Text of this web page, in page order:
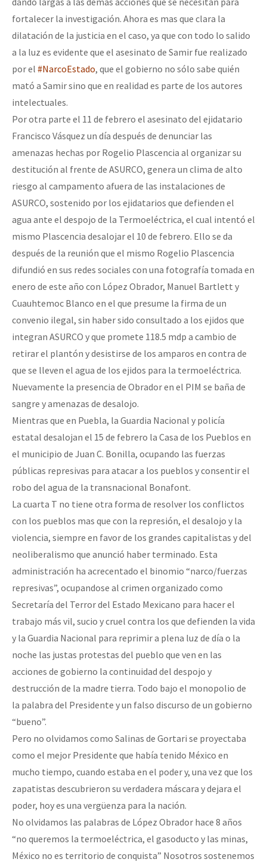
fortalecer la investigación. Ahora es mas que clara la
dilatación de la justicia en el caso, ya que con todo lo salido
a la luz es evidente que el asesinato de Samir fue realizado
por el #NarcoEstado, que el gobierno no sólo sabe quién
mató a Samir sino que en realidad es parte de los autores
intelectuales.
Por otra parte el 11 de febrero el asesinato del ejidatario
Francisco Vásquez un día después de denunciar las
amenazas hechas por Rogelio Plascencia al organizar su
destitución al frente de ASURCO, genera un clima de alto
riesgo al campamento afuera de las instalaciones de
ASURCO, sostenido por los ejidatarios que defienden el
agua ante el despojo de la Termoeléctrica, el cual intentó el
mismo Plascencia desalojar el 10 de febrero. Ello se da
después de la reunión que el mismo Rogelio Plascencia
difundió en sus redes sociales con una fotografía tomada en
enero de este año con López Obrador, Manuel Bartlett y
Cuauhtemoc Blanco en el que presume la firma de un
convenio ilegal, sin haber sido consultado a los ejidos que
integran ASURCO y que promete 118.5 mdp a cambio de
retirar el plantón y desistirse de los amparos en contra de
que se lleven el agua de los ejidos para la termoeléctrica.
Nuevamente la presencia de Obrador en el PIM se baña de
sangre y amenazas de desalojo.
Mientras que en Puebla, la Guardia Nacional y policía
estatal desalojan el 15 de febrero la Casa de los Pueblos en
el municipio de Juan C. Bonilla, ocupando las fuerzas
públicas represivas para atacar a los pueblos y consentir el
robo del agua de la transnacional Bonafont.
La cuarta T no tiene otra forma de resolver los conflictos
con los pueblos mas que con la represión, el desalojo y la
violencia, siempre en favor de los grandes capitalistas y del
neoliberalismo que anunció haber terminado. Esta
administración ha acrecentado el binomio “narco/fuerzas
represivas”, ocupandose al crimen organizado como
Secretaría del Terror del Estado Mexicano para hacer el
trabajo más vil, sucio y cruel contra los que defienden la vida
y la Guardia Nacional para reprimir a plena luz de día o la
noche las justas protestas del pueblo que ven en las
acciones de gobierno la continuidad del despojo y
destrucción de la madre tierra. Todo bajo el monopolio de
la palabra del Presidente y un falso discurso de un gobierno
“bueno”.
Pero no olvidamos como Salinas de Gortari se proyectaba
como el mejor Presidente que había tenido México en
mucho tiempo, cuando estaba en el poder y, una vez que los
zapatistas descubrieron su verdadera máscara y dejara el
poder, hoy es una vergüenza para la nación.
No olvidamos las palabras de López Obrador hace 8 años
“no queremos la termoeléctrica, el gasoducto y las minas,
México no es territorio de conquista” Nosotros sostenemos